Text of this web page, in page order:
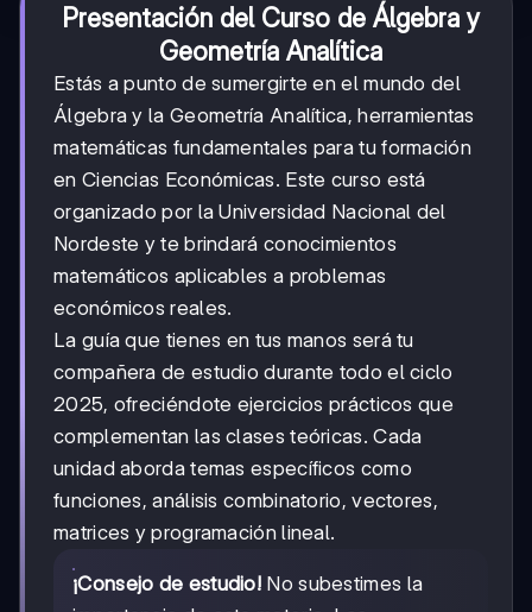
Presentación del Curso de Álgebra y
Geometría Analítica
Estás a punto de sumergirte en el mundo del
Álgebra y la Geometría Analítica, herramientas
matemáticas fundamentales para tu formación
en Ciencias Económicas. Este curso está
organizado por la Universidad Nacional del
Nordeste y te brindará conocimientos
matemáticos aplicables a problemas
económicos reales.
La guía que tienes en tus manos será tu
compañera de estudio durante todo el ciclo
2025, ofreciéndote ejercicios prácticos que
complementan las clases teóricas. Cada
unidad aborda temas específicos como
funciones, análisis combinatorio, vectores,
matrices y programación lineal.
¡Consejo de estudio! No subestimes la